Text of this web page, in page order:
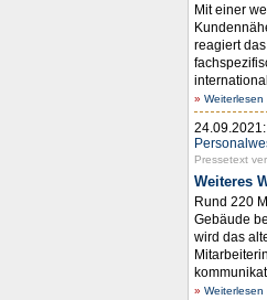
Mit einer
reagiert
» Weiterlesen
24.09.2021:
Pressetext
Weiteres
Rund 220
Gebäude
wird das
» Weiterlesen